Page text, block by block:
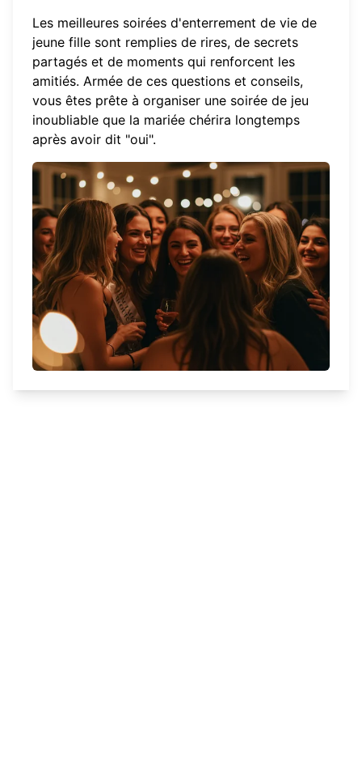
Les meilleures soirées d'enterrement de vie de
jeune fille sont remplies de rires, de secrets
partagés et de moments qui renforcent les
amitiés. Armée de ces questions et conseils,
vous êtes prête à organiser une soirée de jeu
inoubliable que la mariée chérira longtemps
après avoir dit "oui".